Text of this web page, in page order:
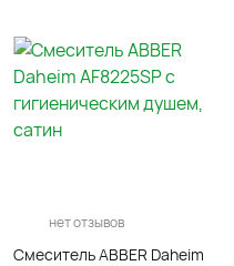
нет отзывов
Смеситель ABBER Daheim